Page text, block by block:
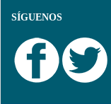
SÍGUENOS